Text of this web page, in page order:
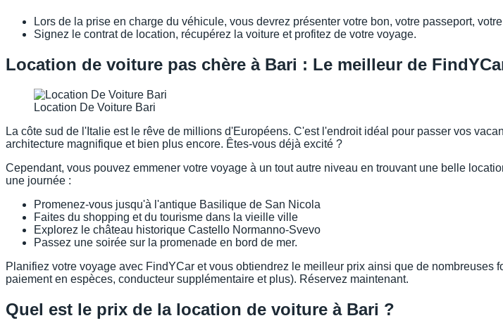
Lors de la prise en charge du véhicule, vous devrez présenter votre bon, votre passeport,
Signez le contrat de location, récupérez la voiture et profitez de votre voyage.
Location de voiture pas chère à Bari : Le meilleur de
Location De Voiture Bari
La côte sud de l'Italie est le rêve de millions d'Européens. C'est l'endroit idéal pour passer vos
architecture magnifique et bien plus encore. Êtes-vous déjà excité ?
Cependant, vous pouvez emmener votre voyage à un tout autre niveau en trouvant une belle
une journée :
Promenez-vous jusqu'à l'antique Basilique de San Nicola
Faites du shopping et du tourisme dans la vieille ville
Explorez le château historique Castello Normanno-Svevo
Passez une soirée sur la promenade en bord de mer.
Planifiez votre voyage avec FindYCar et vous obtiendrez le meilleur prix ainsi que de
paiement en espèces, conducteur supplémentaire et plus). Réservez maintenant.
Quel est le prix de la location de voiture à Bari ?